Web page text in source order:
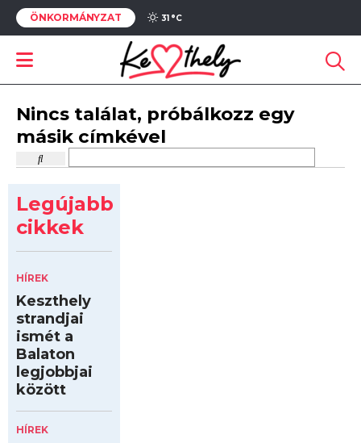
ÖNKORMÁNYZAT 31 °C
Nincs találat, próbálkozz egy
másik címkével
Legújabb
cikkek
HÍREK
Keszthely
strandjai
ismét a
Balaton
legjobbjai
között
HÍREK